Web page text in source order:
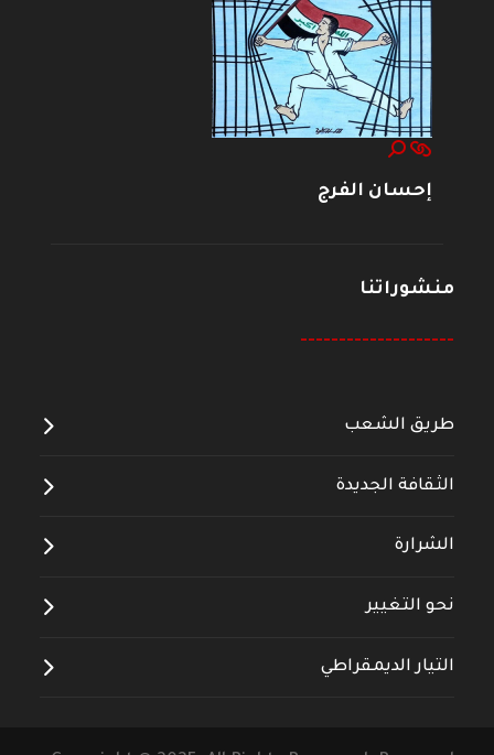
إحسان الفرج
منشوراتنا
--------------------
طريق الشعب
الثقافة الجديدة
الشرارة
نحو التغيير
التيار الديمقراطي